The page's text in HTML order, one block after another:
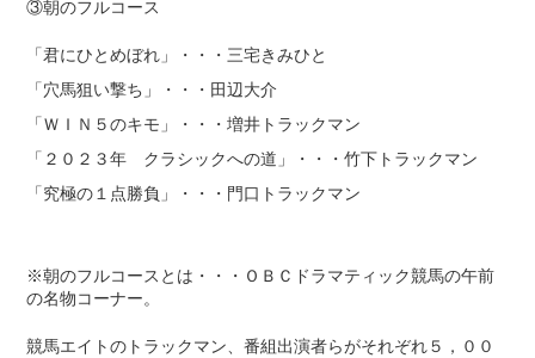
③朝のフルコース
「君にひとめぼれ」・・・三宅きみひと
「穴馬狙い撃ち」・・・田辺大介
「ＷＩＮ５のキモ」・・・増井トラックマン
「２０２３年 クラシックへの道」・・・竹下トラックマン
「究極の１点勝負」・・・門口トラックマン
※朝のフルコースとは・・・ＯＢＣドラマティック競馬の午前
の名物コーナー。
競馬エイトのトラックマン、番組出演者らがそれぞれ５，００